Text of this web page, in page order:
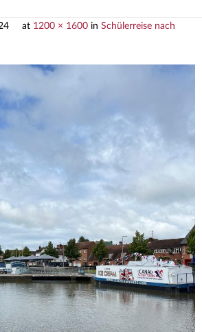
at 1200 × 1600 in Schülerreise nach